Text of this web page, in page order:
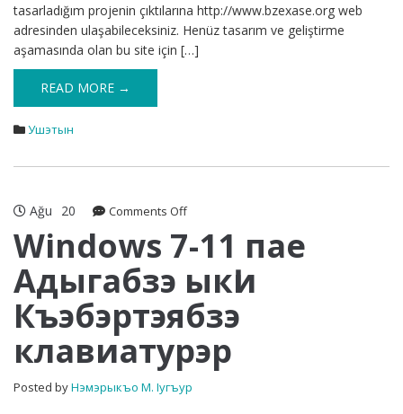
tasarladığım projenin çıktılarına http://www.bzexase.org web
adresinden ulaşabileceksiniz. Henüz tasarım ve geliştirme
aşamasında olan bu site için […]
READ MORE →
Ушэтын
Ağu 20 Comments Offon
7-
пае
Адыгабзэ
ыкӏи
Къэбэртэябзэ
клавиатурэр
Windows 7-11 пае
Адыгабзэ ыкӏи
Къэбэртэябзэ
клавиатурэр
Posted byНэмэрыкъо М. Iугъур